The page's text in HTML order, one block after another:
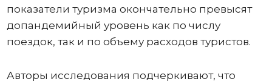
показатели туризма окончательно превысят
допандемийный уровень как по числу
поездок, так и по объему расходов туристов.
Авторы исследования подчеркивают, что